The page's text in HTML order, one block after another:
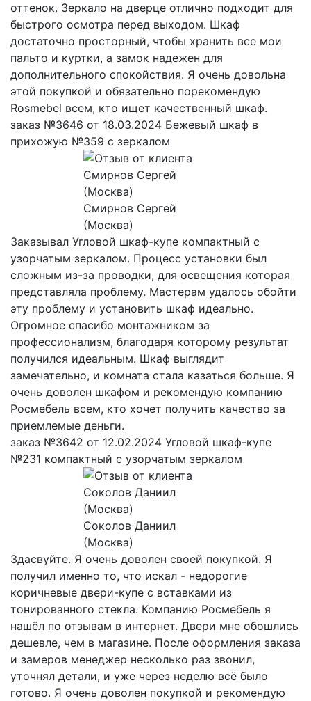
оттенок. Зеркало на дверце отлично подходит для
быстрого осмотра перед выходом. Шкаф
достаточно просторный, чтобы хранить все мои
пальто и куртки, а замок надежен для
дополнительного спокойствия. Я очень довольна
этой покупкой и обязательно порекомендую
Rosmebel всем, кто ищет качественный шкаф.
заказ №3646 от 18.03.2024 Бежевый шкаф в
прихожую №359 с зеркалом
Смирнов Сергей
(Москва)
Заказывал Угловой шкаф-купе компактный с
узорчатым зеркалом. Процесс установки был
сложным из-за проводки, для освещения которая
представляла проблему. Мастерам удалось обойти
эту проблему и установить шкаф идеально.
Огромное спасибо монтажником за
профессионализм, благодаря которому результат
получился идеальным. Шкаф выглядит
замечательно, и комната стала казаться больше. Я
очень доволен шкафом и рекомендую компанию
Росмебель всем, кто хочет получить качество за
приемлемые деньги.
заказ №3642 от 12.02.2024 Угловой шкаф-купе
№231 компактный с узорчатым зеркалом
Соколов Даниил
(Москва)
Здасвуйте. Я очень доволен своей покупкой. Я
получил именно то, что искал - недорогие
коричневые двери-купе с вставками из
тонированного стекла. Компанию Росмебель я
нашёл по отзывам в интернет. Двери мне обошлись
дешевле, чем в магазине. После оформления заказа
и замеров менеджер несколько раз звонил,
уточнял детали, и уже через неделю всё было
готово. Я очень доволен покупкой и рекомендую